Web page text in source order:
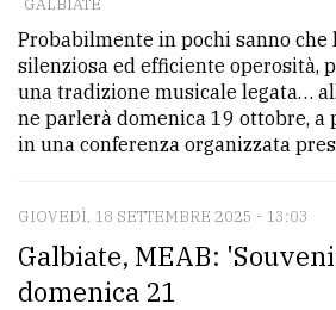
GALBIATE
Probabilmente in pochi sanno che
silenziosa ed efficiente operosità,
una tradizione musicale legata…
ne parlerà domenica 19 ottobre, a
in una conferenza organizzata
GIOVEDÌ, 18 SETTEMBRE 2025 - 13:03
Galbiate, MEAB:
domenica 21